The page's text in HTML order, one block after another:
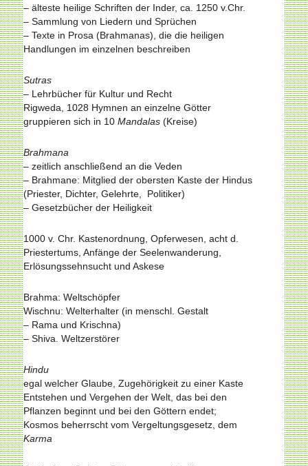
– älteste heilige Schriften der Inder, ca. 1250 v.Chr.
– Sammlung von Liedern und Sprüchen
– Texte in Prosa (Brahmanas), die die heiligen
Handlungen im einzelnen beschreiben
Sutras
– Lehrbücher für Kultur und Recht
Rigweda, 1028 Hymnen an einzelne Götter
gruppieren sich in 10 Mandalas(Kreise)
Brahmana
– zeitlich anschließend an die Veden
– Brahmane: Mitglied der obersten Kaste der Hindus
(Priester, Dichter, Gelehrte, Politiker)
– Gesetzbücher der Heiligkeit
1000 v. Chr. Kastenordnung, Opferwesen, acht d.
Priestertums, Anfänge der Seelenwanderung,
Erlösungssehnsucht und Askese
Brahma: Weltschöpfer
Wischnu: Welterhalter (in menschl. Gestalt
– Rama und Krischna)
– Shiva. Weltzerstörer
Hindu
egal welcher Glaube, Zugehörigkeit zu einer Kaste
Entstehen und Vergehen der Welt, das bei den
Pflanzen beginnt und bei den Göttern endet;
Kosmos beherrscht vom Vergeltungsgesetz, dem
Karma